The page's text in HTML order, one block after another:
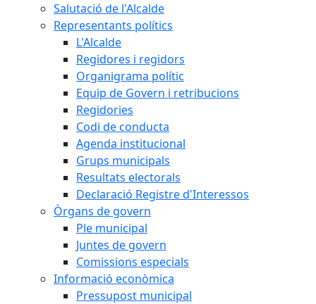
Salutació de l'Alcalde
Representants polítics
L'Alcalde
Regidores i regidors
Organigrama polític
Equip de Govern i retribucions
Regidories
Codi de conducta
Agenda institucional
Grups municipals
Resultats electorals
Declaració Registre d'Interessos
Òrgans de govern
Ple municipal
Juntes de govern
Comissions especials
Informació econòmica
Pressupost municipal